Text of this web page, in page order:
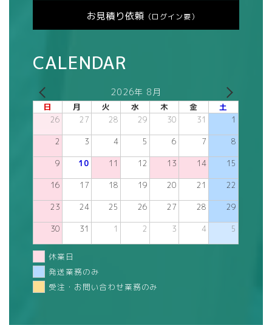
お見積り依頼 （ログイン要）
CALENDAR
2026年 8月
日 月 火 水 木 金 土
26 27 28 29 30 31 1
2 3 4 5 6 7 8
9 10 11 12 13 14 15
16 17 18 19 20 21 22
23 24 25 26 27 28 29
30 31 1 2 3 4 5
休業日
発送業務のみ
受注・お問い合わせ業務のみ